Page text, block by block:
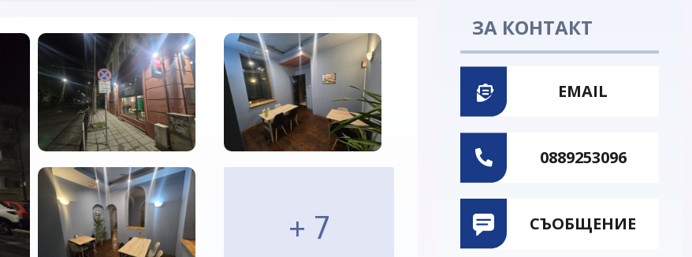
+ 7
ЗА КОНТАКТ
EMAIL
0889253096
СЪОБЩЕНИЕ